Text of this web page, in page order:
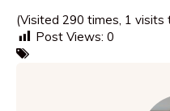
(Visited 290 times, 1 visits
Post Views: 0